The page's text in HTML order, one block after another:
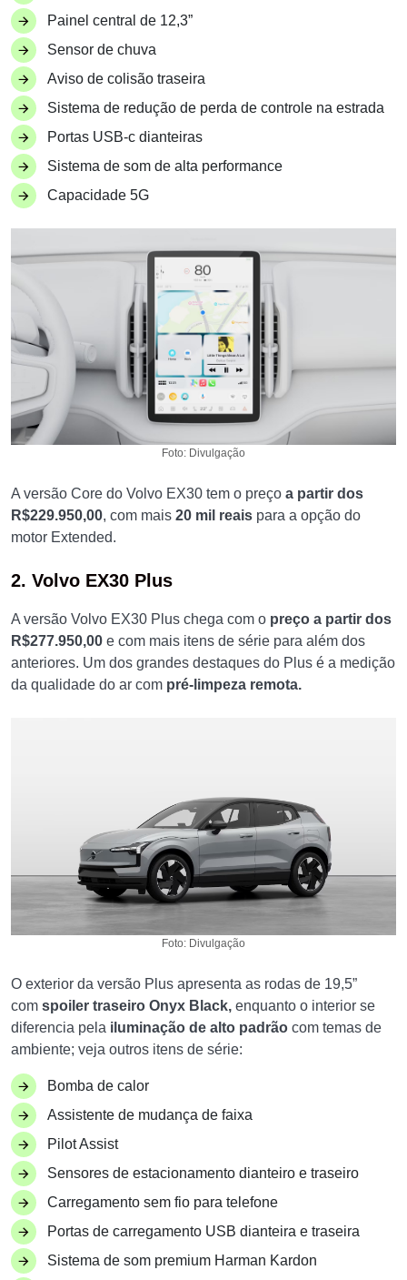
Painel central de 12,3”
Sensor de chuva
Aviso de colisão traseira
Sistema de redução de perda de controle na estrada
Portas USB-c dianteiras
Sistema de som de alta performance
Capacidade 5G
Foto: Divulgação
A versão Core do Volvo EX30 tem o preço a partir dos
R$229.950,00, com mais 20 mil reais para a opção do
motor Extended.
2. Volvo EX30 Plus
A versão Volvo EX30 Plus chega com o preço a partir dos
R$277.950,00 e com mais itens de série para além dos
anteriores. Um dos grandes destaques do Plus é a medição
da qualidade do ar com pré-limpeza remota.
Foto: Divulgação
O exterior da versão Plus apresenta as rodas de 19,5”
com spoiler traseiro Onyx Black, enquanto o interior se
diferencia pela iluminação de alto padrão com temas de
ambiente; veja outros itens de série:
Bomba de calor
Assistente de mudança de faixa
Pilot Assist
Sensores de estacionamento dianteiro e traseiro
Carregamento sem fio para telefone
Portas de carregamento USB dianteira e traseira
Sistema de som premium Harman Kardon